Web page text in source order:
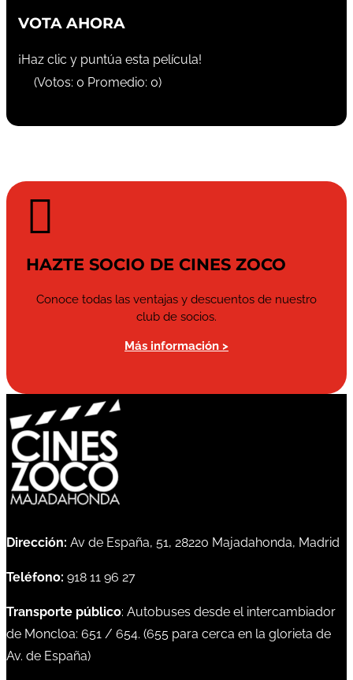
VOTA AHORA
¡Haz clic y puntúa esta película!
(Votos: 0 Promedio: 0)

HAZTE SOCIO DE CINES ZOCO
Conoce todas las ventajas y descuentos de nuestro
club de socios.
Más información >
Dirección: Av de España, 51, 28220 Majadahonda, Madrid
Teléfono: 918 11 96 27
Transporte público: Autobuses desde el intercambiador
de Moncloa: 651 / 654. (655 para cerca en la glorieta de
Av. de España)